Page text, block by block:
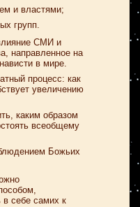
и властями;
групп.
СМИ и
направленное на
в мире.
процесс: как
увеличению
каким образом
всеобщему
Божьих
себе самих к